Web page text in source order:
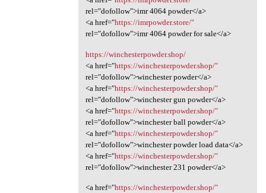
rel="dofollow">imr 4064 powder</a>
<a href="https://imrpowder.store/"
rel="dofollow">imr 4064 powder for sale</a>
https://winchesterpowder.shop/
<a href="https://winchesterpowder.shop/"
rel="dofollow">winchester powder</a>
<a href="https://winchesterpowder.shop/"
rel="dofollow">winchester gun powder</a>
<a href="https://winchesterpowder.shop/"
rel="dofollow">winchester ball powder</a>
<a href="https://winchesterpowder.shop/"
rel="dofollow">winchester powder load data</a>
<a href="https://winchesterpowder.shop/"
rel="dofollow">winchester 231 powder</a>
<a href="https://winchesterpowder.shop/"